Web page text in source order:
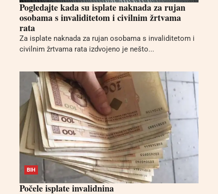
Pogledajte kada su isplate naknada za rujan
osobama s invaliditetom i civilnim žrtvama
rata
Za isplate naknada za rujan osobama s invaliditetom i
civilnim žrtvama rata izdvojeno je nešto...
BIH
Počele isplate invalidnina